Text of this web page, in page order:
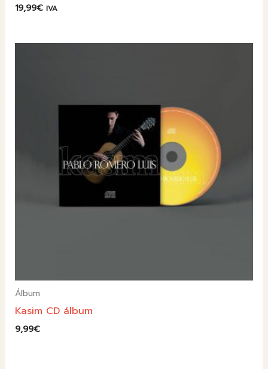
19,99€ IVA
Álbum
Kasim CD álbum
9,99€